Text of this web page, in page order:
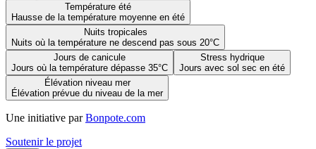
Température été
Hausse de la température moyenne en été
Nuits tropicales
Nuits où la température ne descend pas sous 20°C
Jours de canicule
Jours où la température dépasse 35°C
Stress hydrique
Jours avec sol sec en été
Élévation niveau mer
Élévation prévue du niveau de la mer
Une initiative par Bonpote.com
Soutenir le projet